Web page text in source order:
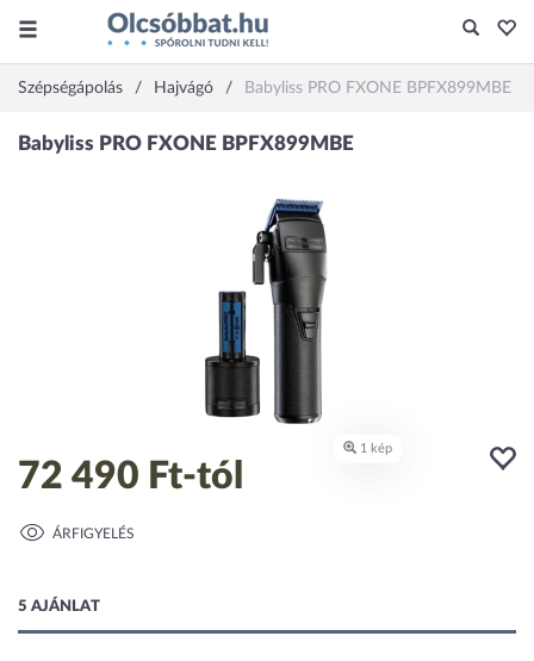
Szépségápolás Hajvágó Babyliss PRO FXONE BPFX899MBE
72 490 Ft-tól
ÁRFIGYELÉS
5 AJÁNLAT